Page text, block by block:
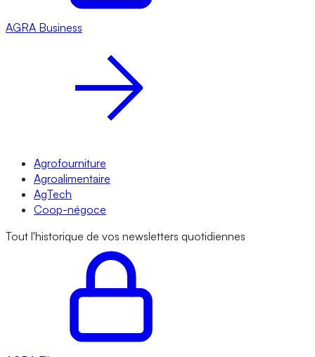
AGRA Business
Agrofourniture
Agroalimentaire
AgTech
Coop-négoce
Tout l'historique de vos newsletters quotidiennes